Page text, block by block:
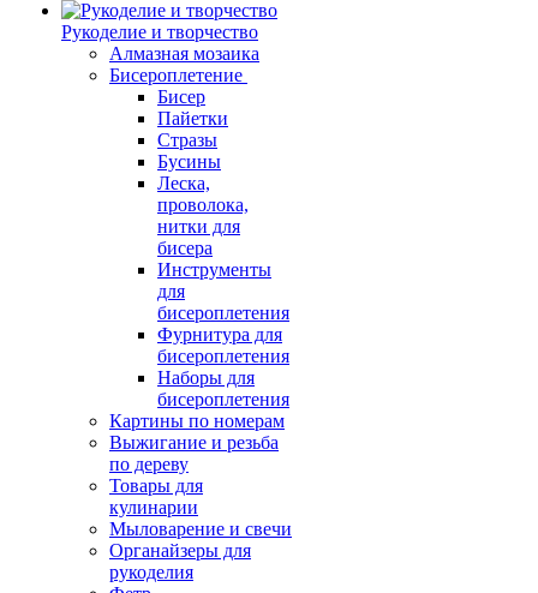
Рукоделие и творчество
Алмазная мозаика
Бисероплетение
Бисер
Пайетки
Стразы
Бусины
Леска,
проволока,
нитки для
бисера
Инструменты
для
бисероплетения
Фурнитура для
бисероплетения
Наборы для
бисероплетения
Картины по номерам
Выжигание и резьба
по дереву
Товары для
кулинарии
Мыловарение и свечи
Органайзеры для
рукоделия